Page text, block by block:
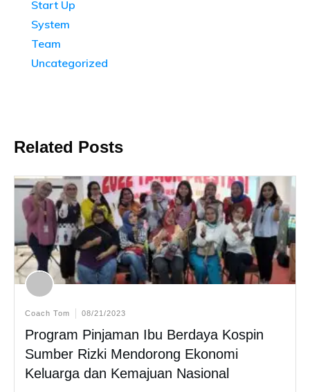
Start Up
System
Team
Uncategorized
Related Posts
Coach Tom 08/21/2023
Program Pinjaman Ibu Berdaya Kospin
Sumber Rizki Mendorong Ekonomi
Keluarga dan Kemajuan Nasional